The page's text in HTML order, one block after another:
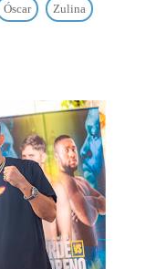
Óscar Zulina